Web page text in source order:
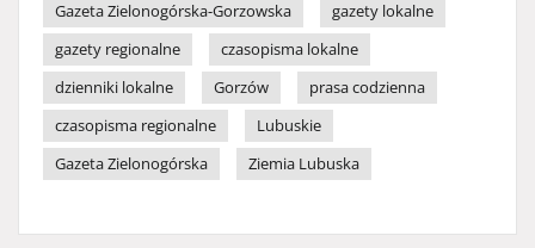
Gazeta Zielonogórska-Gorzowska
gazety lokalne
gazety regionalne
czasopisma lokalne
dzienniki lokalne
Gorzów
prasa codzienna
czasopisma regionalne
Lubuskie
Gazeta Zielonogórska
Ziemia Lubuska